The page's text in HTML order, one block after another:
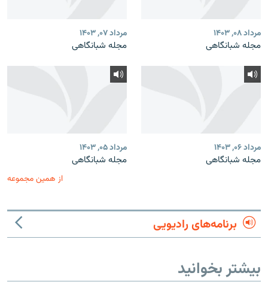
مرداد ۰۸, ۱۴۰۳
مجله شبانگاهی
مرداد ۰۷, ۱۴۰۳
مجله شبانگاهی
مرداد ۰۶, ۱۴۰۳
مجله شبانگاهی
مرداد ۰۵, ۱۴۰۳
مجله شبانگاهی
از همین مجموعه
برنامه‌های رادیویی
بیشتر بخوانید